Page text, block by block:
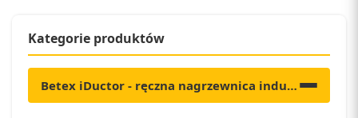
Kategorie produktów
Betex iDuctor - ręczna nagrzewnica indukcyjna